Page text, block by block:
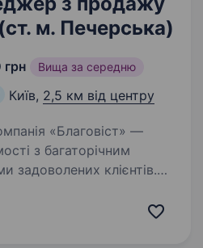
м. Печерська)
грн Вища за середню
Київ, 2,5 км від центру
з багаторічним
задоволених клієнтів.